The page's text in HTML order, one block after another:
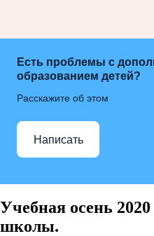
Есть проблемы с
образованием детей?
Расскажите об этом
Написать
Учебная осень
школы.